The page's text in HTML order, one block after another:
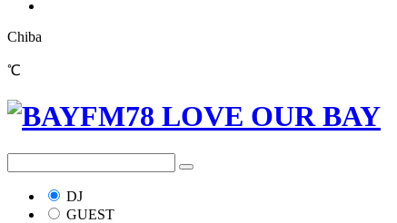
Chiba
℃
DJ
GUEST